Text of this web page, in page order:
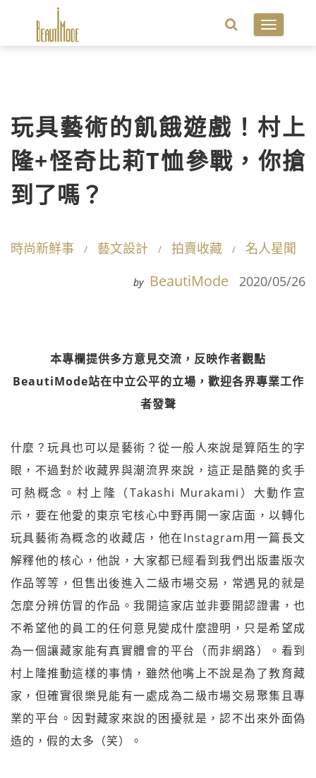
Toggle
玩具藝術的飢餓遊戲！村上
隆+怪奇比莉T恤參戰，你搶
到了嗎？
時尚新鮮事 藝文設計 拍賣收藏 名人星聞
by BeautiMode 2020/05/26
本專欄提供多方意見交流，反映作者觀點
BeautiMode站在中立公平的立場，歡迎各界專業工作
者發聲
什麼？玩具也可以是藝術？從一般人來說是算陌生的字
眼，不過對於收藏界與潮流界來說，這正是酷斃的炙手
可熱概念。村上隆（Takashi Murakami）大動作宣
示，要在他愛的東京宅核心中野再開一家店面，以轉化
玩具藝術為概念的收藏店，他在Instagram用一篇長文
解釋他的核心，他說，大家都已經看到我們出版畫版次
作品等等，但售出後進入二級市場交易，常遇見的就是
怎麼分辨仿冒的作品。我開這家店並非要開認證書，也
不希望他的員工的任何意見變成什麼證明，只是希望成
為一個讓藏家能有真實體會的平台（而非網路）。看到
村上隆推動這樣的事情，雖然他嘴上不說是為了教育藏
家，但確實很樂見能有一處成為二級市場交易聚集且專
業的平台。因對藏家來說的困擾就是，認不出來外面偽
造的，假的太多（笑）。